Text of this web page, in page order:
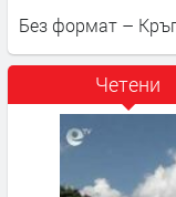
Без формат –
Четени